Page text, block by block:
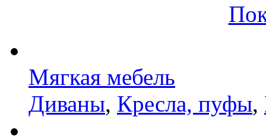
Мягкая мебель
Диваны, Кресла, пуфы,